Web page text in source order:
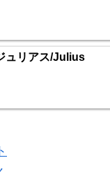
ュリアス/Julius